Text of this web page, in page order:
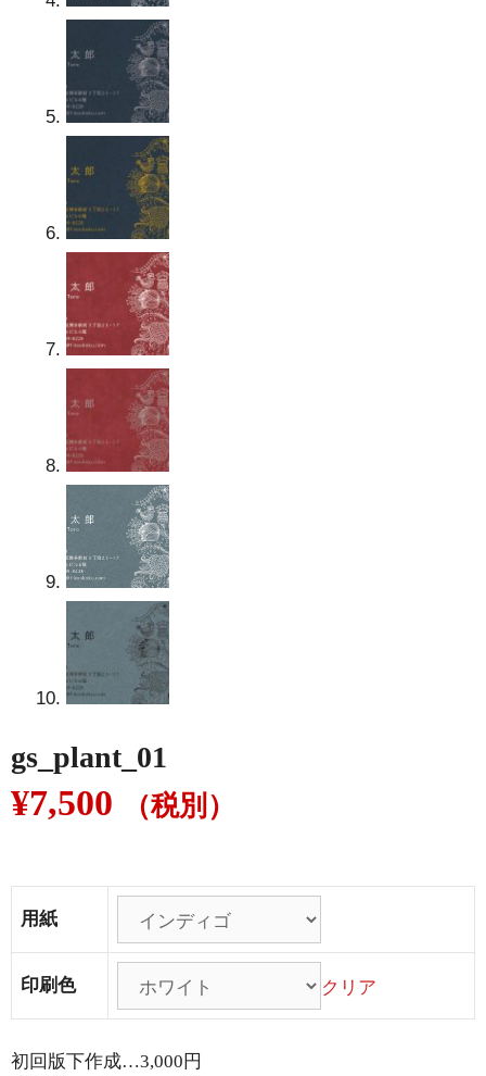
gs_plant_01
¥7,500 （税別）
用紙
印刷色 クリア
初回版下作成…3,000円